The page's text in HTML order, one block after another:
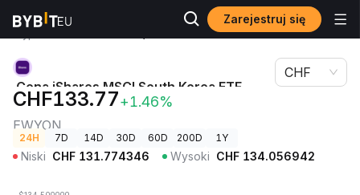
Zarejestruj się
Ceny
Cena iShares MSCI South Korea ETF (Ondo
Cena iShares MSCI South Korea ETF
(Ondo Tokenized)
EWYON
CHF133.77+1.46%
CHF
24H 7D 14D 30D 60D 200D 1Y
Niski CHF 131.774346 Wysoki CHF 134.056942